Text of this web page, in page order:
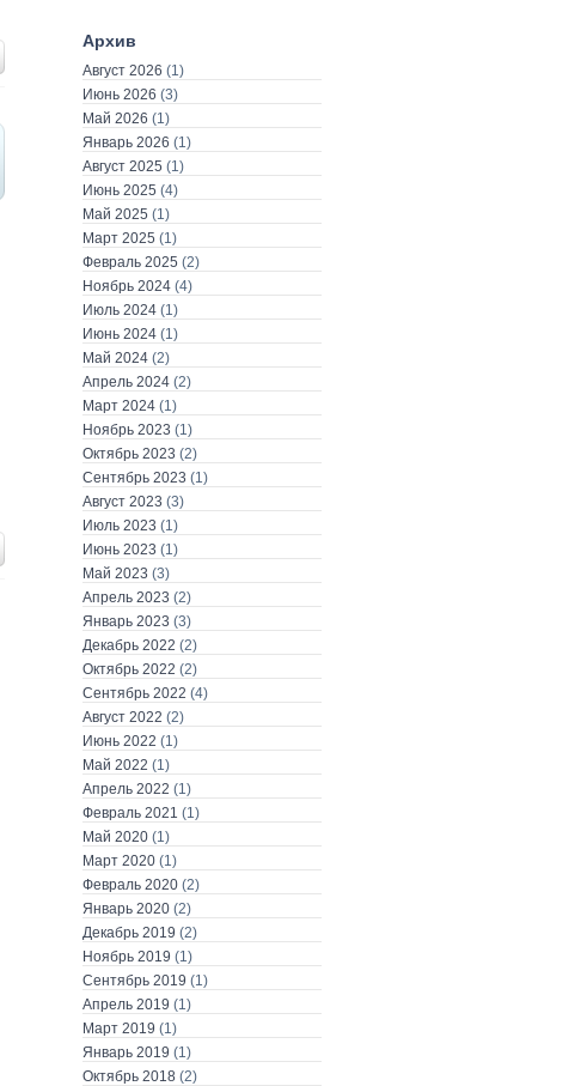
Архив
Август 2026 (1)
Июнь 2026 (3)
Май 2026 (1)
Январь 2026 (1)
Август 2025 (1)
Июнь 2025 (4)
Май 2025 (1)
Март 2025 (1)
Февраль 2025 (2)
Ноябрь 2024 (4)
Июль 2024 (1)
Июнь 2024 (1)
Май 2024 (2)
Апрель 2024 (2)
Март 2024 (1)
Ноябрь 2023 (1)
Октябрь 2023 (2)
Сентябрь 2023 (1)
Август 2023 (3)
Июль 2023 (1)
Июнь 2023 (1)
Май 2023 (3)
Апрель 2023 (2)
Январь 2023 (3)
Декабрь 2022 (2)
Октябрь 2022 (2)
Сентябрь 2022 (4)
Август 2022 (2)
Июнь 2022 (1)
Май 2022 (1)
Апрель 2022 (1)
Февраль 2021 (1)
Май 2020 (1)
Март 2020 (1)
Февраль 2020 (2)
Январь 2020 (2)
Декабрь 2019 (2)
Ноябрь 2019 (1)
Сентябрь 2019 (1)
Апрель 2019 (1)
Март 2019 (1)
Январь 2019 (1)
Октябрь 2018 (2)